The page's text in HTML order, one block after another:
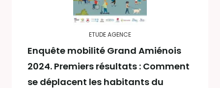
ETUDE AGENCE
Enquête mobilité Grand Amiénois
2024. Premiers résultats : Comment
se déplacent les habitants du